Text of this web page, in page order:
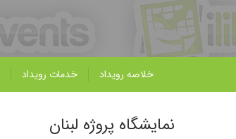
خلاصه رویداد خدمات رویداد
نمایشگاه پروژه لبنان